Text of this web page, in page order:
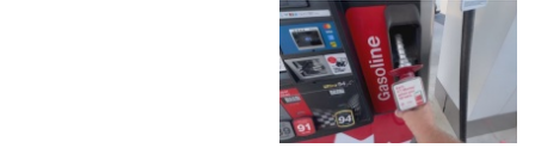
명에 달하며 133만건 조회수를 기록했
다. 1인당 방문수는 한달 32.25회이며
하루 평균 1.1회에 달해 거의 매일 본지
를 접속하고 있는 것으로 조사됐다. 한편
신규 회원 가입자수는 2~3년 전까지는
하루 평균 7명 정도였으나 최근 2~3월